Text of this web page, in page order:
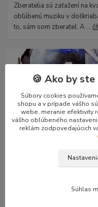
Zberatelia sú zaťažení na
obľúbenú muziku v
to, sám som zberateľ. A ...
Ako nájsť vydavateľa,
vydavateľa (ale aj to má
🍪 Ako by
Súbory cookies
shopu a v prípade vášho
webe, meranie efektivity
vášho obľúbeného
reklám zodpovedajúcich
Súhlas